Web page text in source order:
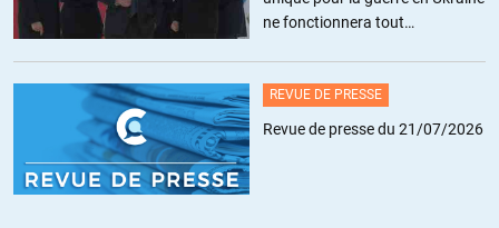
inexpugnables.
Et l’idéologie wahhabiste va se distiller dans tout le Moyen-Orient
encore plus vite (et plus fort). Dur de trouver une issue autre que la
remise en selle d’un Etat syrien.
ALERTER
izarn //01.10.2016 à 10h36
ne fonctionnera tout
REVUE DE PRESSE
Revue de presse du 21/07/2026